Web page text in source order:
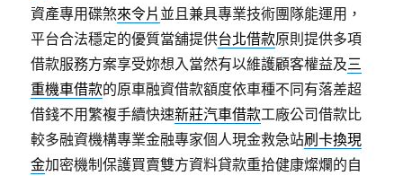
資產專用碟煞來令片 並且兼具專業技術團隊能運用，
平台合法穩定的優質當舖提供台北借款原則提供多項
借款服務方案享受妳想入當然有以維護顧客權益及三
重機車借款的原車融資借款額度依車種不同有落差超
借錢不用繁複手續快速新莊汽車借款工廠公司借款比
較多融資機構專業金融專家個人現金救急站刷卡換現
金加密機制保護買賣雙方資料貸款重拾健康燦爛的自